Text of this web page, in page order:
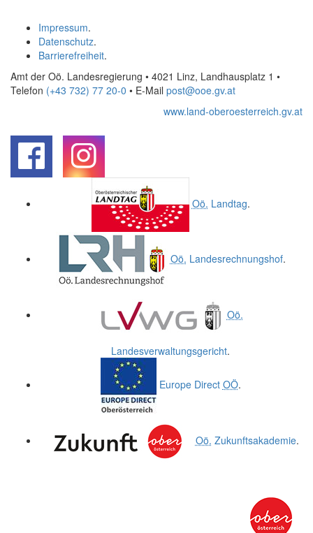
Impressum.
Datenschutz.
Barrierefreiheit.
Amt der Oö. Landesregierung • 4021 Linz, Landhausplatz 1 •
Telefon (+43 732) 77 20-0 • E-Mail post@ooe.gv.at
www.land-oberoesterreich.gv.at
Oö. Landtag.
Oö. Landesrechnungshof.
Oö.
Landesverwaltungsgericht.
Europe Direct OÖ.
Oö. Zukunftsakademie.